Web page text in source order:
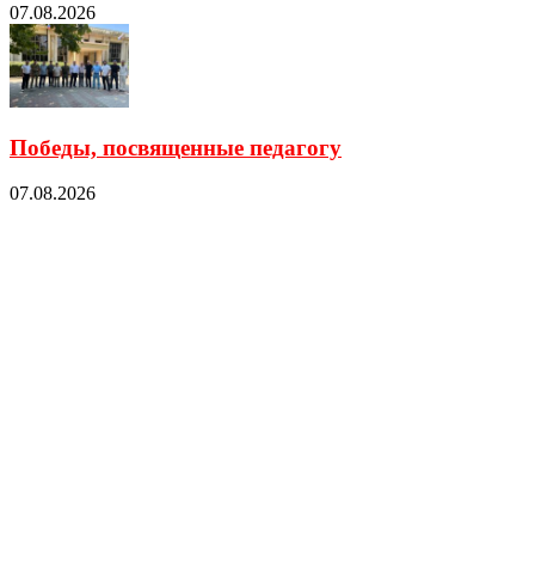
07.08.2026
Победы, посвященные педагогу
07.08.2026